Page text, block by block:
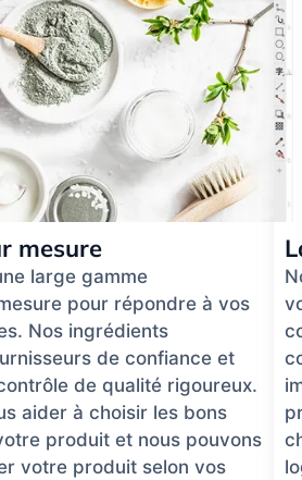
mesure
large gamme
pour répondre à vos
Nos ingrédients
de confiance et
de qualité rigoureux.
aider à choisir les bons
produit et nous pouvons
votre produit selon vos